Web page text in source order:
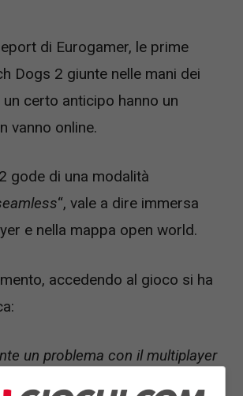
di Eurogamer, le prime
Dogs 2 giunte nelle mani dei
certo anticipo hanno un
vanno online.
gode di una modalità
“, vale a dire immersa
e nella mappa open world.
accedendo al gioco si ha
un problema con il multiplayer